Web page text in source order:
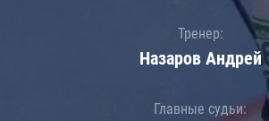
Тренер:
Назаров Андрей
Главные судьи: